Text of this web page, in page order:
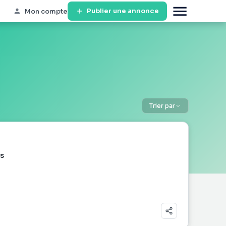
Mon compte Publier une annonce
Trier par